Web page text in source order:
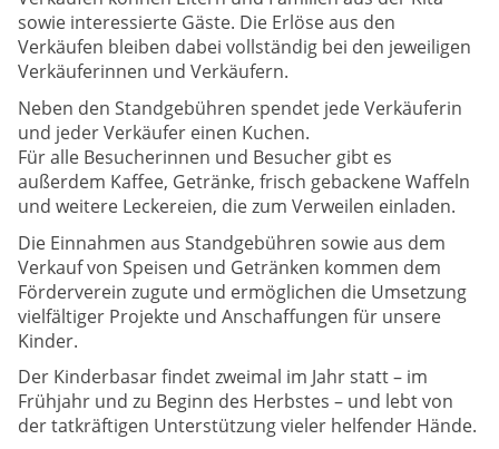
sowie interessierte Gäste. Die Erlöse aus den
Verkäufen bleiben dabei vollständig bei den jeweiligen
Verkäuferinnen und Verkäufern.
Neben den Standgebühren spendet jede Verkäuferin
und jeder Verkäufer einen Kuchen.
Für alle Besucherinnen und Besucher gibt es
außerdem Kaffee, Getränke, frisch gebackene Waffeln
und weitere Leckereien, die zum Verweilen einladen.
Die Einnahmen aus Standgebühren sowie aus dem
Verkauf von Speisen und Getränken kommen dem
Förderverein zugute und ermöglichen die Umsetzung
vielfältiger Projekte und Anschaffungen für unsere
Kinder.
Der Kinderbasar findet zweimal im Jahr statt – im
Frühjahr und zu Beginn des Herbstes – und lebt von
der tatkräftigen Unterstützung vieler helfender Hände.